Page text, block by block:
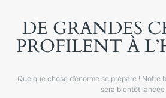
DE GRANDES
PROFILENT À
Quelque chose d’énorme se prépare !
sera bientôt lancée